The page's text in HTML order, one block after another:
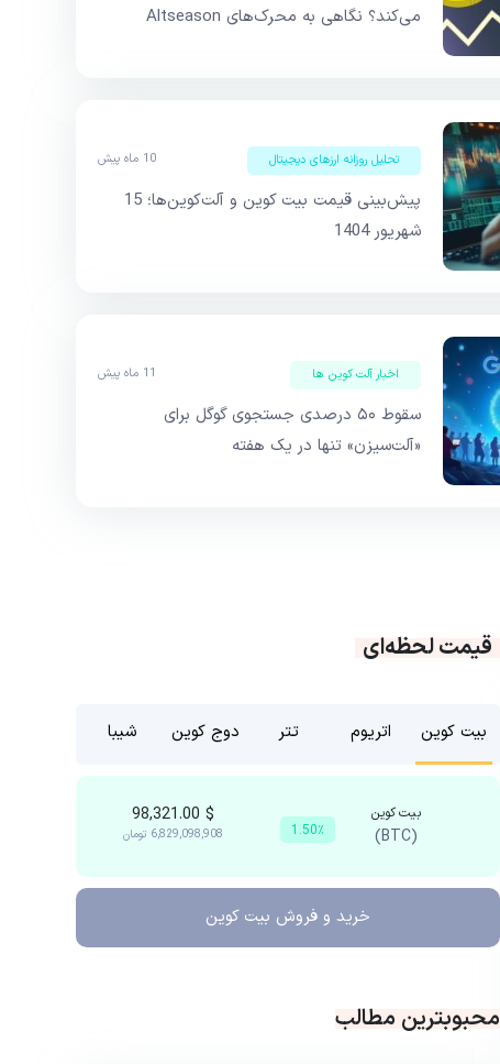
می‌کند؟ نگاهی به محرک‌های Altseason
تحلیل روزانه ارزهای دیجیتال 10 ماه پیش
پیش‌بینی قیمت بیت کوین و آلت‌کوین‌ها؛ 15
شهریور 1404
اخبار آلت کوین ها 11 ماه پیش
سقوط ۵۰ درصدی جستجوی گوگل برای
«آلت‌سیزن» تنها در یک هفته
قیمت لحظه‌ای
بیت کوین اتریوم تتر دوج کوین شیبا
بیت کوین
(BTC) 1.50٪
$
6,829,098,908 تومان
خرید و فروش بیت کوین
محبوبترین مطالب